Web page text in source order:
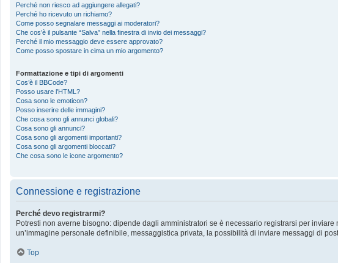
Perché non riesco ad aggiungere allegati?
Perché ho ricevuto un richiamo?
Come posso segnalare messaggi ai moderatori?
Che cos’è il pulsante “Salva” nella finestra di invio dei messaggi?
Perché il mio messaggio deve essere approvato?
Come posso spostare in cima un mio argomento?
Formattazione e tipi di argomenti
Cos’è il BBCode?
Posso usare l’HTML?
Cosa sono le emoticon?
Posso inserire delle immagini?
Che cosa sono gli annunci globali?
Cosa sono gli annunci?
Cosa sono gli argomenti importanti?
Cosa sono gli argomenti bloccati?
Che cosa sono le icone argomento?
Connessione e registrazione
Perché devo registrarmi?
Potresti non averne bisogno: dipende dagli amministratori se è necessario registrarsi per
un’immagine personale definibile, messaggistica privata, la possibilità di inviare messaggi di
Top